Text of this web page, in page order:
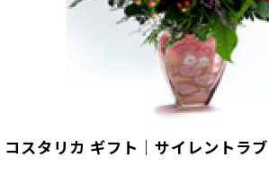
コスタリカ ギフト｜サイレントラブ